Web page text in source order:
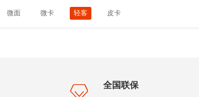
微面 微卡 轻客 皮卡
全国联保